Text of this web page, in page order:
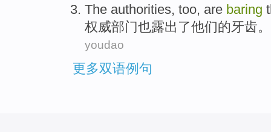
The authorities, too, are baring
权威部门也露出了他们的牙齿。
youdao
更多双语例句